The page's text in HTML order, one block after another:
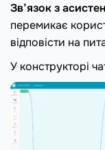
Зв’язок з
перемикає
відповісти на
У конструкторі